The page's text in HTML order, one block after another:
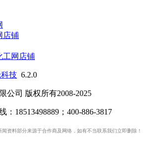
店铺
工网店铺
技 6.2.0
公司 版权所有2008-2025
18513498889；400-886-3817
闻资料部分来源于合作商及网络，如有不当联系我们立即删除！